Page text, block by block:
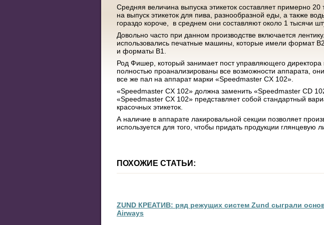
Средняя величина выпуска этикеток составляет примерно 20
на выпуск этикеток для пива, разнообразной еды, а также
гораздо короче, в среднем они составляют около 1 тысячи
Довольно часто при данном производстве включается
использовались печатные машины, которые имели формат
и форматы В1.
Род Фишер, который занимает пост управляющего
полностью проанализированы все возможности аппарата,
все же пал на аппарат марки «Speedmaster CX 102».
«Speedmaster CX 102» должна заменить «Speedmaster CD
«Speedmaster CX 102» представляет собой стандартный
красочных этикеток.
А наличие в аппарате лакировальной секции позволяет
используется для того, чтобы придать продукции глянцевую
ПОХОЖИЕ СТАТЬИ:
ZUND КРЕАТИВ: ряд режущих систем Zund сыграли
Airways